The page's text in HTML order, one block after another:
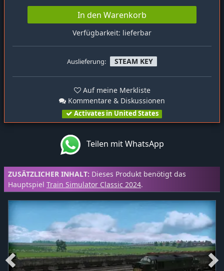
In den Warenkorb
Verfügbarkeit: lieferbar
Auslieferung: STEAM KEY
Auf meine Merkliste
Kommentare & Diskussionen
Activates in United States
Teilen mit WhatsApp
ZUSÄTZLICHER INHALT: Dieses Produkt benötigt das
Hauptspiel Train Simulator Classic 2024.